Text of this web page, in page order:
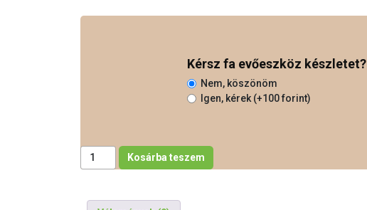
Kérsz fa evőeszköz készletet?
Nem, köszönöm
Igen, kérek (+100 forint)
Rockola mennyiség
Kosárba teszem